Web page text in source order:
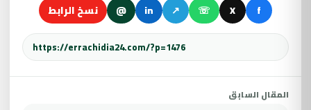
f
X
☏
↗
in
@ نسخ الرابط
المقال السابق